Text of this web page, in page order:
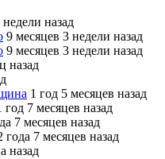
назад
9 месяцев 3 недели назад
9 месяцев 3 недели назад
назад
1 год 5 месяцев назад
год 7 месяцев назад
7 месяцев назад
года 7 месяцев назад
назад